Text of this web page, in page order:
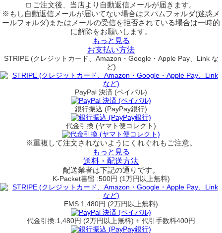
□ ご注文後、当店より自動返信メールが届きます。
※もし自動返信メールが届いてない場合はスパムフォルダ(迷惑メ
ールフォルダ)またはメールの受信を拒否されている場合は一時的
に解除をお願いします。
もっと見る
お支払い方法
STRIPE (クレジットカード、Amazon・Google・Apple Pay、Link な
ど)
PayPal 決済 (ペイパル)
銀行振込 (PayPay銀行)
代金引換 (ヤマト便コレクト)
※重複して注文されないようにくれぐれもご注意。
もっと見る
送料・配送方法
配送業者は下記の通りです。
K-Packet書留 :500円 (1万円以上無料)
EMS:1,480円 (2万円以上無料)
代金引換:1,480円 (2万円以上無料) + 代引手数料400円